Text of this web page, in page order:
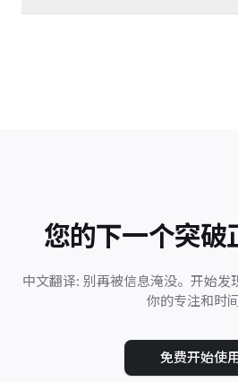
您的下一个突破
中文翻译: 别再被信息淹没。开始发
你的专注和时间
免费开始使用